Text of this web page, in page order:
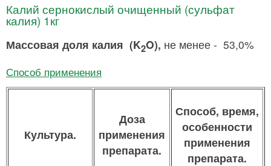
Калий сернокислый очищенный (сульфат
калия) 1кг
Массовая доля калия (K2O), не менее - 53,0%
Способ применения
Культура.
Доза
применения
препарата.
Способ, время,
особенности
применения
препарата.